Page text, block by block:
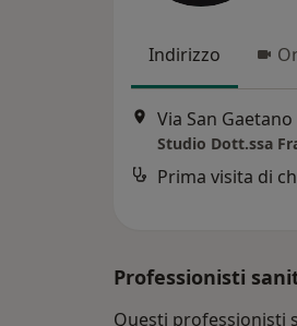
Indirizzo
Via San
Studio Dott.ssa
Prima visita di
Professionisti
Questi professionisti